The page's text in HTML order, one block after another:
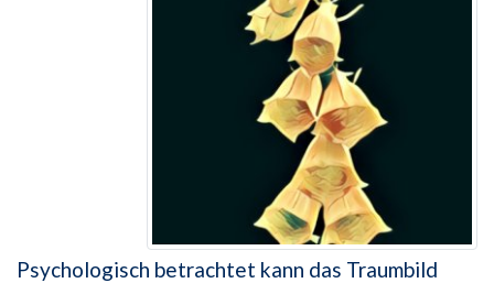
Psychologisch betrachtet kann das Traumbild